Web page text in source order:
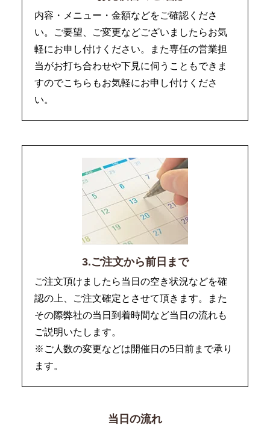
内容・メニュー・金額などをご確認くださ
い。ご要望、ご変更などございましたらお気
軽にお申し付けください。また専任の営業担
当がお打ち合わせや下見に伺うこともできま
すのでこちらもお気軽にお申し付けくださ
い。
3.ご注文から前日まで
ご注文頂けましたら当日の空き状況などを確
認の上、ご注文確定とさせて頂きます。また
その際弊社の当日到着時間など当日の流れも
ご説明いたします。
※ご人数の変更などは開催日の5日前まで承り
ます。
当日の流れ